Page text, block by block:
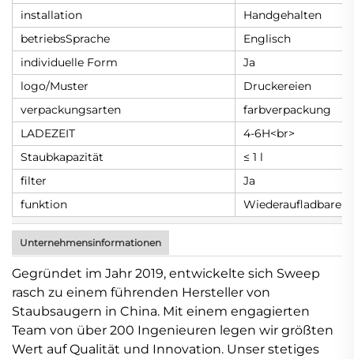
installation
Handgehalten
betriebsSprache
Englisch
individuelle Form
Ja
logo/Muster
Druckereien
verpackungsarten
farbverpackung
LADEZEIT
4-6H<br>
Staubkapazität
≤ 1 l
filter
Ja
funktion
Wiederaufladbare
Unternehmensinformationen
Gegründet im Jahr 2019, entwickelte sich Sweep
rasch zu einem führenden Hersteller von
Staubsaugern in China. Mit einem engagierten
Team von über 200 Ingenieuren legen wir größten
Wert auf Qualität und Innovation. Unser stetiges